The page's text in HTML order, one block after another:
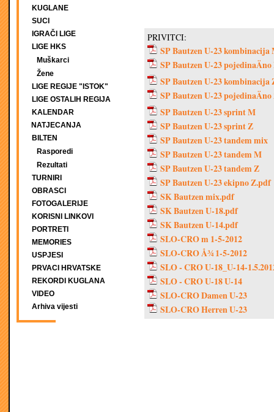
KUGLANE
SUCI
IGRAČI LIGE
LIGE HKS
Muškarci
Žene
LIGE REGIJE "ISTOK"
LIGE OSTALIH REGIJA
KALENDAR
NATJECANJA
BILTEN
Rasporedi
Rezultati
TURNIRI
OBRASCI
FOTOGALERIJE
KORISNI LINKOVI
PORTRETI
MEMORIES
USPJESI
PRVACI HRVATSKE
REKORDI KUGLANA
VIDEO
Arhiva vijesti
PRIVITCI:
SP Bautzen U-23 kombinacija
SP Bautzen U-23
SP Bautzen U-23 kombinacija
SP Bautzen U-23 pojedinaÄno
SP Bautzen U-23 sprint M
SP Bautzen U-23 sprint Z
SP Bautzen U-23 tandem mix
SP Bautzen U-23 tandem M
SP Bautzen U-23 tandem Z
SP Bautzen U-23 ekipno Z.pdf
SK Bautzen mix.pdf
SK Bautzen U-18.pdf
SK Bautzen U-14.pdf
SLO-CRO m 1-5-2012
SLO-CRO Å¾ 1-5-2012
SLO - CRO U-18_U-14-
SLO - CRO U-18 U-14
SLO-CRO Damen U-23
SLO-CRO Herren U-23